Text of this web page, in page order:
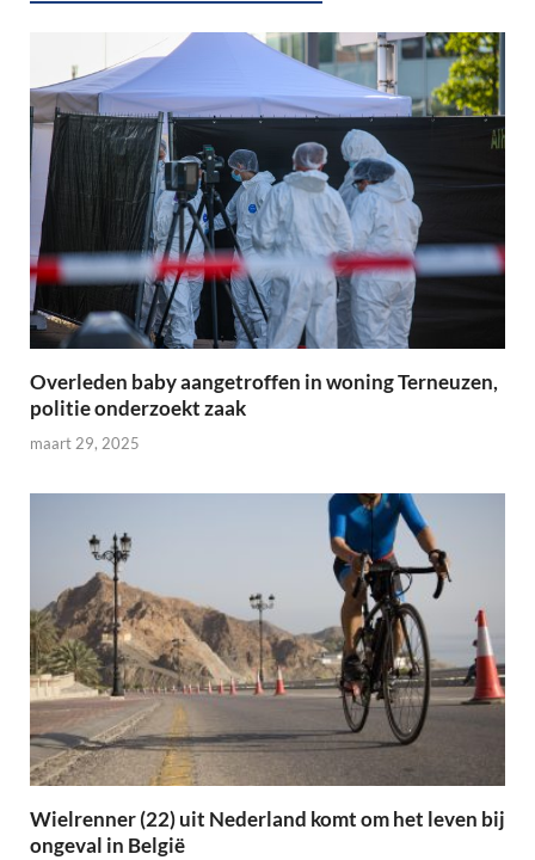
Overleden baby aangetroffen in woning Terneuzen,
politie onderzoekt zaak
maart 29, 2025
Wielrenner (22) uit Nederland komt om het leven bij
ongeval in België